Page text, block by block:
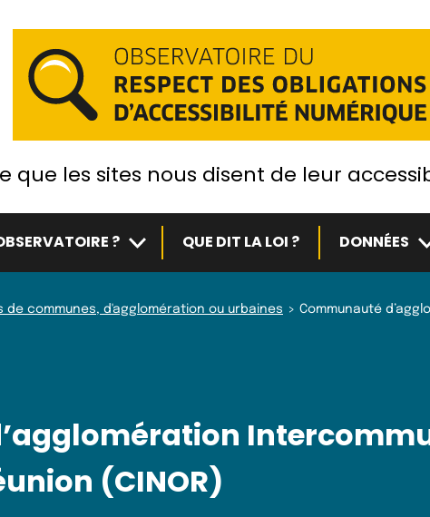
que les sites nous disent de leur
? Sous-menuQUE DIT LA LOI ? DONNÉES
de communes, d'agglomération ou urbaines
Communauté
(CINOR)